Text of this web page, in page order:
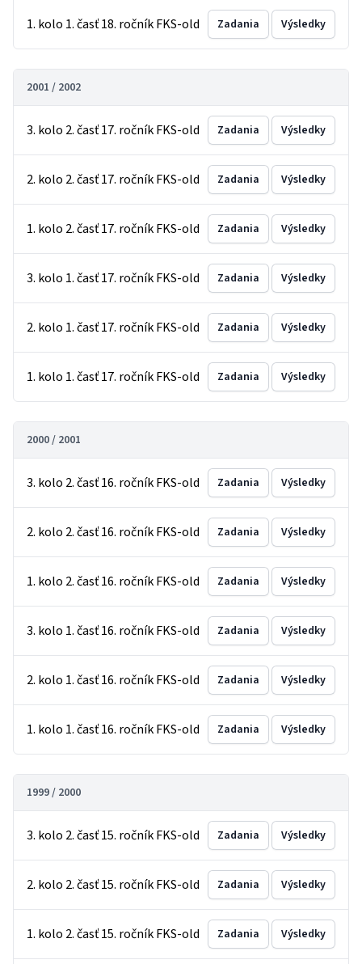
1. kolo 1. časť 18. ročník FKS-old Zadania Výsledky
2001 / 2002
3. kolo 2. časť 17. ročník FKS-old Zadania Výsledky
2. kolo 2. časť 17. ročník FKS-old Zadania Výsledky
1. kolo 2. časť 17. ročník FKS-old Zadania Výsledky
3. kolo 1. časť 17. ročník FKS-old Zadania Výsledky
2. kolo 1. časť 17. ročník FKS-old Zadania Výsledky
1. kolo 1. časť 17. ročník FKS-old Zadania Výsledky
2000 / 2001
3. kolo 2. časť 16. ročník FKS-old Zadania Výsledky
2. kolo 2. časť 16. ročník FKS-old Zadania Výsledky
1. kolo 2. časť 16. ročník FKS-old Zadania Výsledky
3. kolo 1. časť 16. ročník FKS-old Zadania Výsledky
2. kolo 1. časť 16. ročník FKS-old Zadania Výsledky
1. kolo 1. časť 16. ročník FKS-old Zadania Výsledky
1999 / 2000
3. kolo 2. časť 15. ročník FKS-old Zadania Výsledky
2. kolo 2. časť 15. ročník FKS-old Zadania Výsledky
1. kolo 2. časť 15. ročník FKS-old Zadania Výsledky